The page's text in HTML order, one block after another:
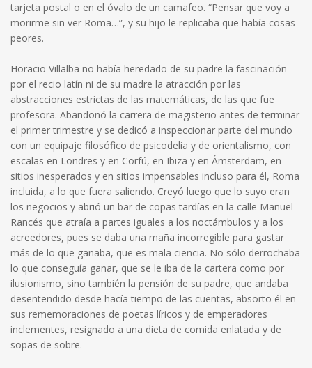
tarjeta postal o en el óvalo de un camafeo. “Pensar que voy a
morirme sin ver Roma…”, y su hijo le replicaba que había cosas
peores.
Horacio Villalba no había heredado de su padre la fascinación
por el recio latín ni de su madre la atracción por las
abstracciones estrictas de las matemáticas, de las que fue
profesora. Abandonó la carrera de magisterio antes de terminar
el primer trimestre y se dedicó a inspeccionar parte del mundo
con un equipaje filosófico de psicodelia y de orientalismo, con
escalas en Londres y en Corfú, en Ibiza y en Ámsterdam, en
sitios inesperados y en sitios impensables incluso para él, Roma
incluida, a lo que fuera saliendo. Creyó luego que lo suyo eran
los negocios y abrió un bar de copas tardías en la calle Manuel
Rancés que atraía a partes iguales a los noctámbulos y a los
acreedores, pues se daba una maña incorregible para gastar
más de lo que ganaba, que es mala ciencia. No sólo derrochaba
lo que conseguía ganar, que se le iba de la cartera como por
ilusionismo, sino también la pensión de su padre, que andaba
desentendido desde hacía tiempo de las cuentas, absorto él en
sus rememoraciones de poetas líricos y de emperadores
inclementes, resignado a una dieta de comida enlatada y de
sopas de sobre.